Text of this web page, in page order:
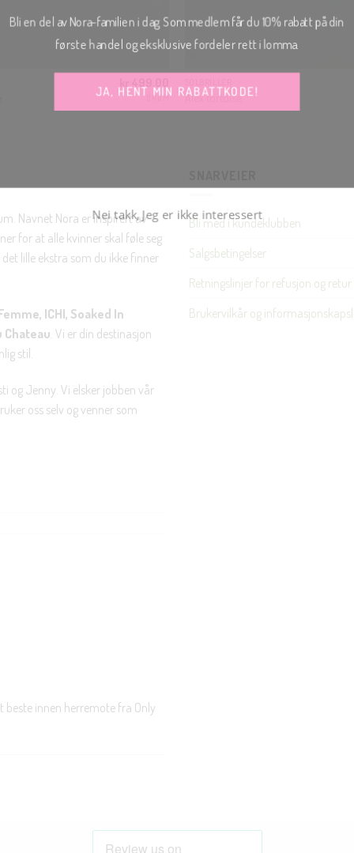
DRØM Alex tortoise
Navnet Nora er inspirert av
for at alle kvinner skal føle seg
lille ekstra som du ikke finner
ICHI, Soaked In
Chateau. Vi er din destinasjon
stil.
og Jenny. Vi elsker jobben vår
oss selv og venner som
beste innen herremote fra Only
Bli med i kundeklubben
Salgsbetingelser
Retningslinjer for refusjon og retur
Brukervilkår og
Bli en del av Nora-familien i dag. Som medlem får du 10% rabatt på din
første handel og eksklusive fordeler rett i lomma.
JA, HENT MIN RABATTKODE!